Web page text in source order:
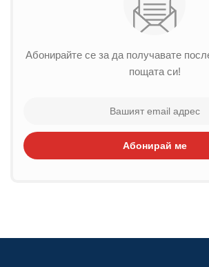
Абонирайте се за да получавате
пощата си!
Абонирай ме